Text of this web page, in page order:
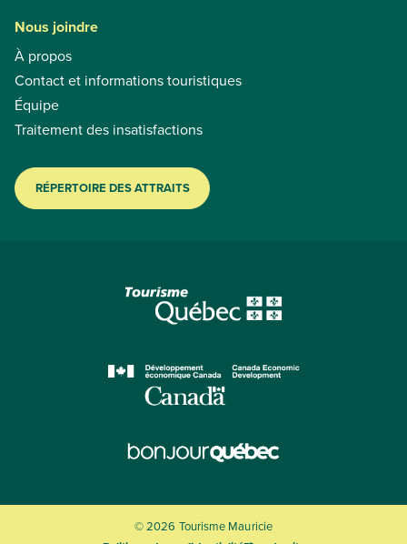
Nous joindre
À propos
Contact et informations touristiques
Équipe
Traitement des insatisfactions
RÉPERTOIRE DES ATTRAITS
© 2026 Tourisme Mauricie